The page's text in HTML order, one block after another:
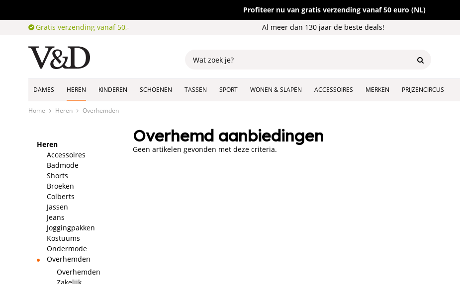
Profiteer nu van gratis verzending vanaf 50 euro (NL)
Gratis verzending vanaf 50,-
Al meer dan 130 jaar de beste deals!
DAMES HEREN KINDEREN SCHOENEN TASSEN SPORT WONEN & SLAPEN ACCESSOIRES MERKEN PRIJZENCIRCUS
Home Heren Overhemden
Heren
Accessoires
Badmode
Shorts
Broeken
Colberts
Jassen
Jeans
Joggingpakken
Kostuums
Ondermode
Overhemden
Overhemden
Overhemd aanbiedingen
Geen artikelen gevonden met deze criteria.